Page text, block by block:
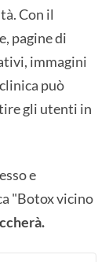
Con il
pagine di
immagini
può
gli utenti in
e
"Botox vicino